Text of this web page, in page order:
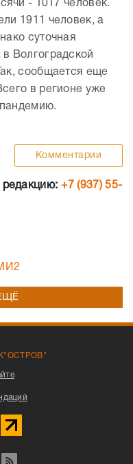
- 1017 человек.
1911 человек, а
суточная
Волгоградской
сообщается еще
в регионе уже
Комментарии
редакцию: +7 (937) 55-